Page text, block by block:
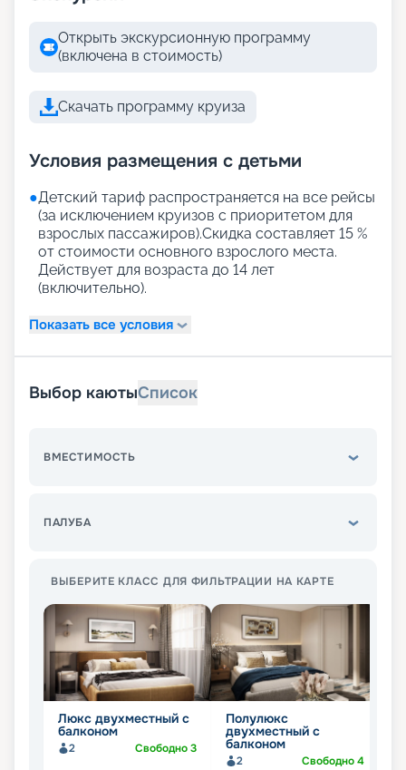
Открыть экскурсионную программу
(включена в стоимость)
Скачать программу круиза
Условия размещения с детьми
●Детский тариф распространяется на все рейсы
(за исключением круизов с приоритетом для
взрослых пассажиров).Скидка составляет 15 %
от стоимости основного взрослого места.
Действует для возраста до 14 лет
(включительно).
Показать все условия
Выбор каютыСписок
ВМЕСТИМОСТЬ
ПАЛУБА
ВЫБЕРИТЕ КЛАСС ДЛЯ ФИЛЬТРАЦИИ НА КАРТЕ
Люкс двухместный с
балконом
2 Свободно3
Полулюкс
двухместный с
балконом
2 Свободно4